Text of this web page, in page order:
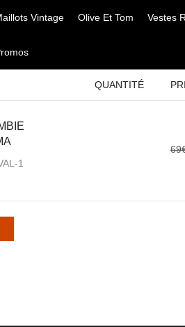
Vintage Olive Et Tom Vestes
QUANTITÉ
1
69